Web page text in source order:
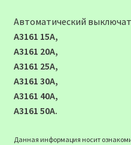
Автоматический
А3161 15А,
А3161 20А,
А3161 25А,
А3161 30А,
А3161 40А,
А3161 50А.
Данная информация носит